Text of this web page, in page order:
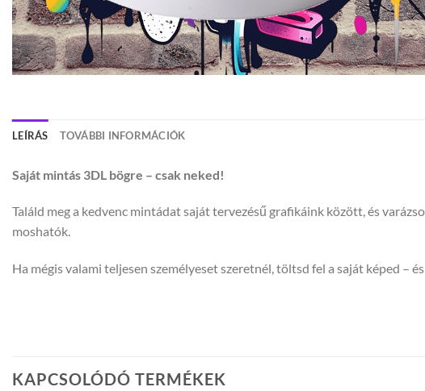
LEÍRÁS TOVÁBBI INFORMÁCIÓK
Saját mintás 3DL bögre – csak neked!
Találd meg a kedvenc mintádat saját tervezésű grafikáink között, és
moshatók.
Ha mégis valami teljesen személyeset szeretnél, töltsd fel a saját képed –
KAPCSOLÓDÓ TERMÉKEK